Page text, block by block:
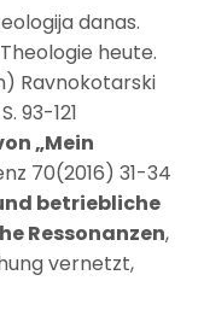
danas.
heute.
Ravnokotarski
93-121
„Mein
70(2016) 31-34
betriebliche
Ressonanzen,
vernetzt,